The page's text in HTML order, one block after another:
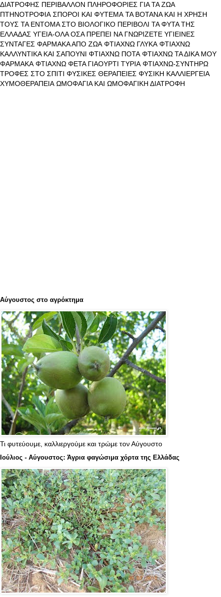
ΔΙΑΤΡΟΦΗΣ ΠΕΡΙΒΑΛΛΟΝ ΠΛΗΡΟΦΟΡΙΕΣ ΓΙΑ ΤΑ ΖΩΑ
ΠΤΗΝΟΤΡΟΦΙΑ ΣΠΟΡΟΙ ΚΑΙ ΦΥΤΕΜΑ ΤΑ ΒΟΤΑΝΑ ΚΑΙ Η ΧΡΗΣΗ
ΤΟΥΣ ΤΑ ΕΝΤΟΜΑ ΣΤΟ ΒΙΟΛΟΓΙΚΟ ΠΕΡΙΒΟΛΙ ΤΑ ΦΥΤΑ ΤΗΣ
ΕΛΛΑΔΑΣ ΥΓΕΙΑ-ΟΛΑ ΟΣΑ ΠΡΕΠΕΙ ΝΑ ΓΝΩΡΙΖΕΤΕ ΥΓΙΕΙΝΕΣ
ΣΥΝΤΑΓΕΣ ΦΑΡΜΑΚΑ ΑΠΟ ΖΩΑ ΦΤΙΑΧΝΩ ΓΛΥΚΑ ΦΤΙΑΧΝΩ
ΚΑΛΛΥΝΤΙΚΑ ΚΑΙ ΣΑΠΟΥΝΙ ΦΤΙΑΧΝΩ ΠΟΤΑ ΦΤΙΑΧΝΩ ΤΑ ΔΙΚΑ ΜΟΥ
ΦΑΡΜΑΚΑ ΦΤΙΑΧΝΩ ΦΕΤΑ ΓΙΑΟΥΡΤΙ ΤΥΡΙΑ ΦΤΙΑΧΝΩ-ΣΥΝΤΗΡΩ
ΤΡΟΦΕΣ ΣΤΟ ΣΠΙΤΙ ΦΥΣΙΚΕΣ ΘΕΡΑΠΕΙΕΣ ΦΥΣΙΚΗ ΚΑΛΛΙΕΡΓΕΙΑ
ΧΥΜΟΘΕΡΑΠΕΙΑ ΩΜΟΦΑΓΙΑ ΚΑΙ ΩΜΟΦΑΓΙΚΗ ΔΙΑΤΡΟΦΗ
Αύγουστος στο αγρόκτημα
Τι φυτεύουμε, καλλιεργούμε και τρώμε τον Αύγουστο
Ιούλιος - Αύγουστος: Άγρια φαγώσιμα χόρτα της Ελλάδας